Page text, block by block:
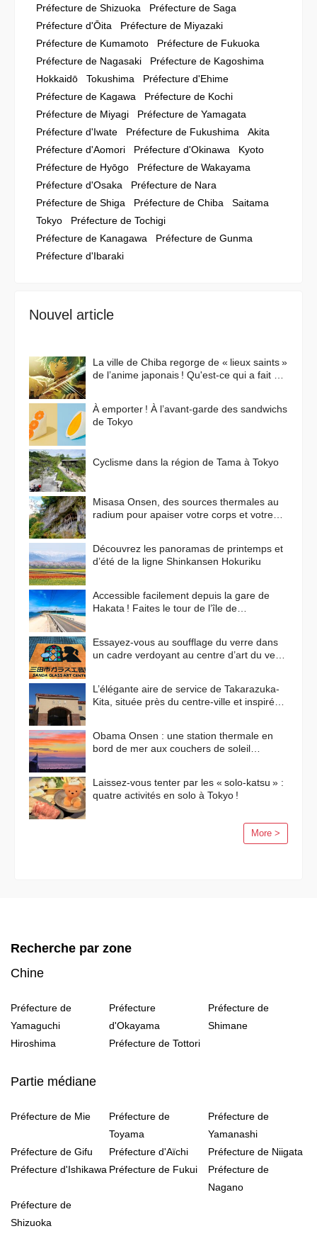
Préfecture de Shizuoka
Préfecture de Saga
Préfecture d'Ōita
Préfecture de Miyazaki
Préfecture de Kumamoto
Préfecture de Fukuoka
Préfecture de Nagasaki
Préfecture de Kagoshima
Hokkaidō
Tokushima
Préfecture d'Ehime
Préfecture de Kagawa
Préfecture de Kochi
Préfecture de Miyagi
Préfecture de Yamagata
Préfecture d'Iwate
Préfecture de Fukushima
Akita
Préfecture d'Aomori
Préfecture d'Okinawa
Kyoto
Préfecture de Hyōgo
Préfecture de Wakayama
Préfecture d'Osaka
Préfecture de Nara
Préfecture de Shiga
Préfecture de Chiba
Saitama
Tokyo
Préfecture de Tochigi
Préfecture de Kanagawa
Préfecture de Gunma
Préfecture d'Ibaraki
Nouvel article
La ville de Chiba regorge de « lieux saints »
de l’anime japonais ! Qu'est-ce qui a fait de
À emporter ! À l’avant-garde des sandwichs
de Tokyo
Cyclisme dans la région de Tama à Tokyo
Misasa Onsen, des sources thermales au
radium pour apaiser votre corps et votre
Découvrez les panoramas de printemps et
d’été de la ligne Shinkansen Hokuriku
Accessible facilement depuis la gare de
Hakata ! Faites le tour de l’île de
Essayez-vous au soufflage du verre dans
un cadre verdoyant au centre d’art du verre
L’élégante aire de service de Takarazuka-
Kita, située près du centre-ville et inspirée
Obama Onsen : une station thermale en
bord de mer aux couchers de soleil
Laissez-vous tenter par les « solo-katsu » :
quatre activités en solo à Tokyo !
More >
Recherche par zone
Chine
Préfecture de
Yamaguchi
Préfecture
d'Okayama
Préfecture de
Shimane
Hiroshima
Préfecture de Tottori
Partie médiane
Préfecture de Mie
Préfecture de
Toyama
Préfecture de
Yamanashi
Préfecture de Gifu
Préfecture d'Aïchi
Préfecture de Niigata
Préfecture d'Ishikawa Préfecture de Fukui
Préfecture de
Nagano
Préfecture de
Shizuoka